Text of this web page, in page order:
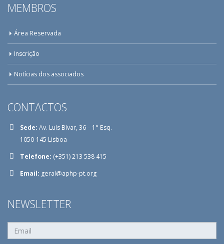
MEMBROS
Área Reservada
Inscrição
Notícias dos associados
CONTACTOS
Sede: Av. Luís Bívar, 36 – 1° Esq.
1050-145 Lisboa
Telefone: (+351) 213 538 415
Email: geral@aphp-pt.org
NEWSLETTER